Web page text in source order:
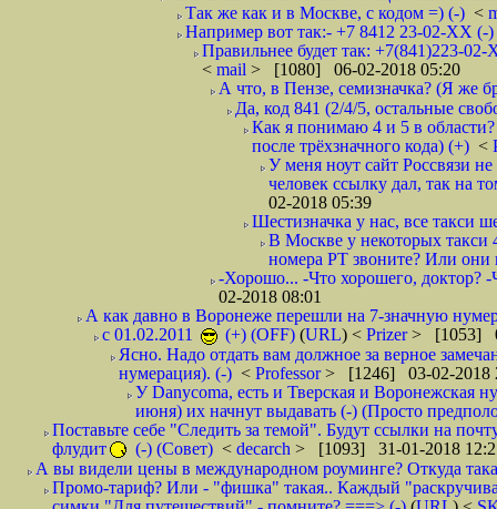
Так же как и в Москве, с кодом =) (-) <
Например вот так:- +7 8412 23-02-ХХ (-
Правильнее будет так: +7(841)223-
< mail > [1080] 06-02-2018 05:20
А что, в Пензе, семизначка? (Я же
Да, код 841 (2/4/5, остальные
Как я понимаю 4 и 5 в
после трёхзначного кода) (+) <
У меня ноут сайт Россвязи
человек ссылку дал, так на
02-2018 05:39
Шестизначка у нас, все такси
В Москве у некоторых такси
номера РТ звоните? Или они
-Хорошо... -Что хорошего, доктор?
02-2018 08:01
А как давно в Воронеже перешли на 7-значную
с 01.02.2011
(+) (OFF) (URL) < Prizer> [1053]
Ясно. Надо отдать вам должное за верное
нумерация). (-) < Professor> [1246] 03-02-2018
У Danycoma, есть и Тверская и Воронежская
июня) их начнут выдавать (-) (Просто
Поставьте себе "Следить за темой". Будут ссылки на
флудит
(-) (Совет) < decarch > [1093] 31-01-2018
А вы видели цены в международном роуминге? Откуда
Промо-тариф? Или - "фишка" такая.. Каждый